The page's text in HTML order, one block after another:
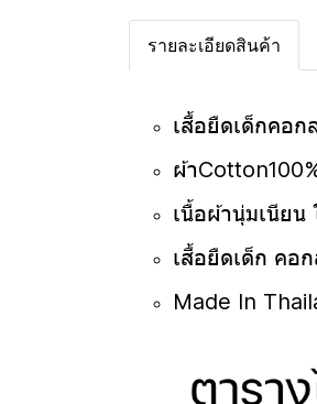
รายละเอียดสินค้า
เสื้อยืดเด็กคอก
ผ้า
เนื้อผ้านุ่มเนียน
เสื้อยืดเด็ก คอ
Made In